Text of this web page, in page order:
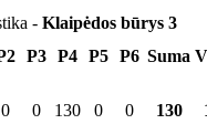
- Klaipėdos būrys 3
P3 P4 P5 P6 Suma
0 0 130 0 0 130